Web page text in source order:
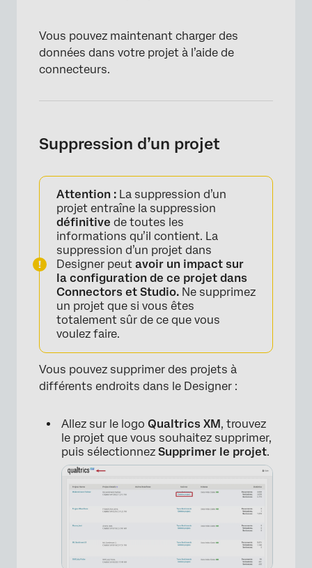
Vous pouvez maintenant charger des
données dans votre projet à l’aide de
connecteurs.
Suppression d’un projet
Attention : La suppression d’un
projet entraîne la suppression
définitive de toutes les
informations qu’il contient. La
suppression d’un projet dans
Designer peut avoir un impact sur
la configuration de ce projet dans
Connectors et Studio. Ne supprimez
un projet que si vous êtes
totalement sûr de ce que vous
voulez faire.
Vous pouvez supprimer des projets à
différents endroits dans le Designer :
Allez sur le logo Qualtrics XM, trouvez
le projet que vous souhaitez supprimer,
puis sélectionnez Supprimer le projet.